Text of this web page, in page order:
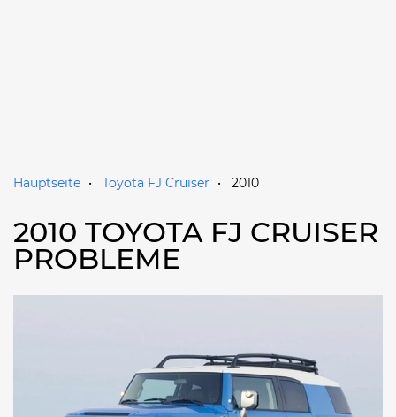
Hauptseite Toyota FJ Cruiser 2010
2010 TOYOTA FJ CRUISER
PROBLEME